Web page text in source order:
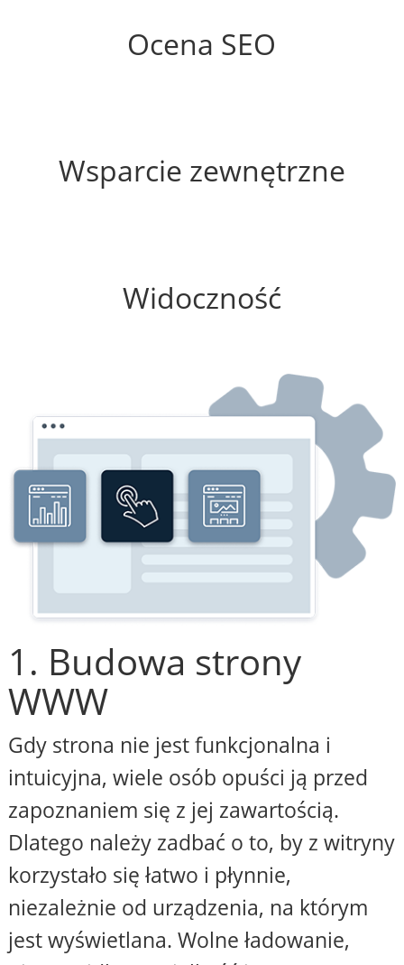
Ocena SEO
Wsparcie zewnętrzne
Widoczność
1. Budowa strony
WWW
Gdy strona nie jest funkcjonalna i
intuicyjna, wiele osób opuści ją przed
zapoznaniem się z jej zawartością.
Dlatego należy zadbać o to, by z witryny
korzystało się łatwo i płynnie,
niezależnie od urządzenia, na którym
jest wyświetlana. Wolne ładowanie,